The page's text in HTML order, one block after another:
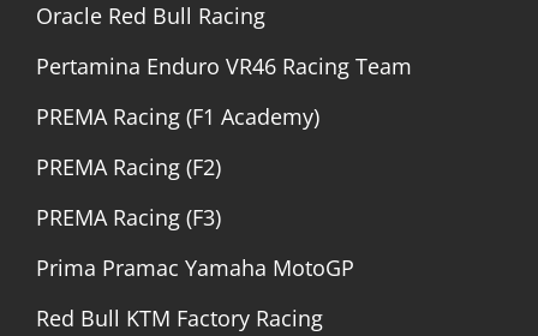
Oracle Red Bull Racing
Pertamina Enduro VR46 Racing Team
PREMA Racing (F1 Academy)
PREMA Racing (F2)
PREMA Racing (F3)
Prima Pramac Yamaha MotoGP
Red Bull KTM Factory Racing